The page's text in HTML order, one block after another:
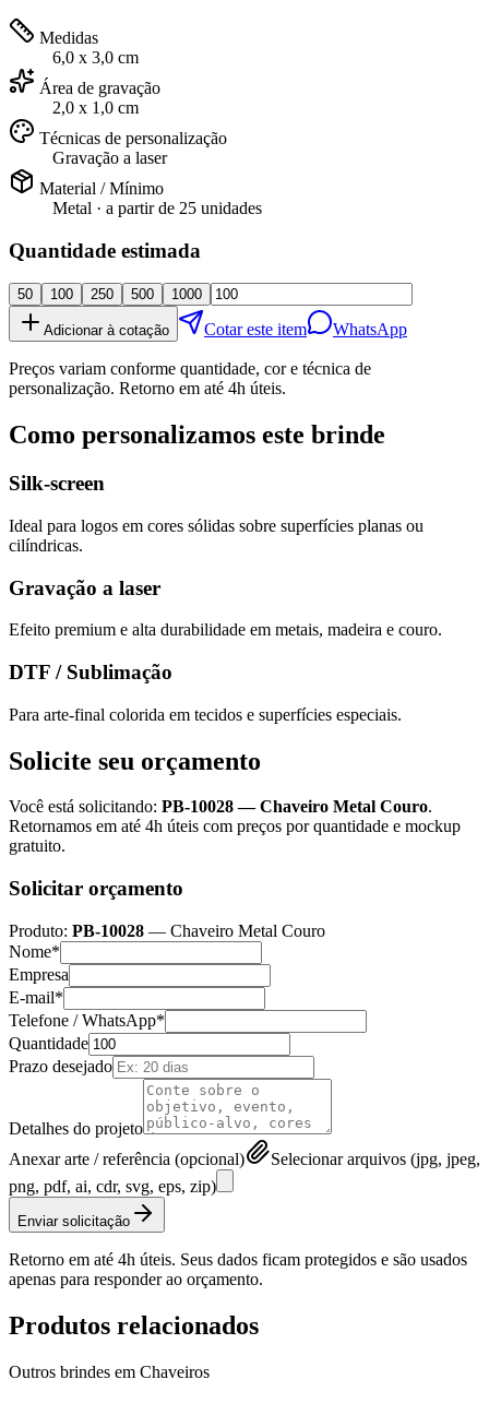
Medidas
6,0 x 3,0 cm
Área de gravação
2,0 x 1,0 cm
Técnicas de personalização
Gravação a laser
Material / Mínimo
Metal · a partir de 25 unidades
Quantidade estimada
50 100 250 500 1000
Adicionar à cotação Cotar este item WhatsApp
Preços variam conforme quantidade, cor e técnica de
personalização. Retorno em até 4h úteis.
Como personalizamos este brinde
Silk-screen
Ideal para logos em cores sólidas sobre superfícies planas ou
cilíndricas.
Gravação a laser
Efeito premium e alta durabilidade em metais, madeira e couro.
DTF / Sublimação
Para arte-final colorida em tecidos e superfícies especiais.
Solicite seu orçamento
Você está solicitando: PB-10028—Chaveiro Metal Couro.
Retornamos em até 4h úteis com preços por quantidade e mockup
gratuito.
Solicitar orçamento
Produto: PB-10028 — Chaveiro Metal Couro
Nome*
Empresa
E-mail*
Telefone / WhatsApp*
Quantidade
Prazo desejado
Detalhes do projeto
Anexar arte / referência (opcional)
Selecionar arquivos (jpg, jpeg,
png, pdf, ai, cdr, svg, eps, zip)
Enviar solicitação
Retorno em até 4h úteis. Seus dados ficam protegidos e são usados
apenas para responder ao orçamento.
Produtos relacionados
Outros brindes em Chaveiros